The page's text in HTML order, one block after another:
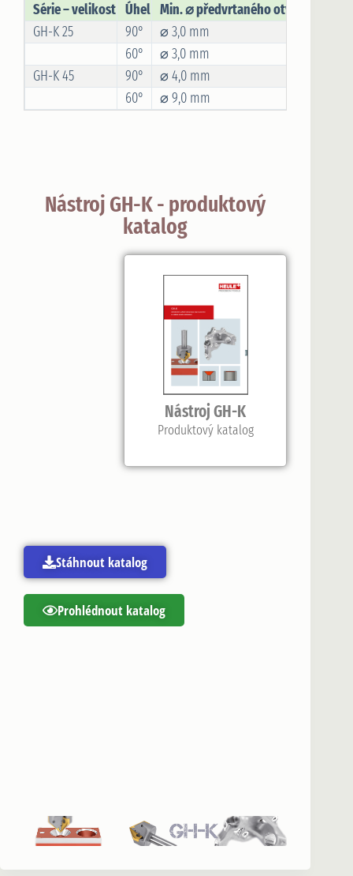
Série – velikost Úhel Min. ⌀ předvrtaného otvoru
GH-K 25
90° ⌀ 3,0 mm
60°
⌀ 3,0 mm
GH-K 45
90° ⌀ 4,0 mm
60°
⌀ 9,0 mm
Nástroj GH-K - produktový
katalog
Nástroj GH-K
Produktový katalog
Stáhnout katalog
Prohlédnout katalog